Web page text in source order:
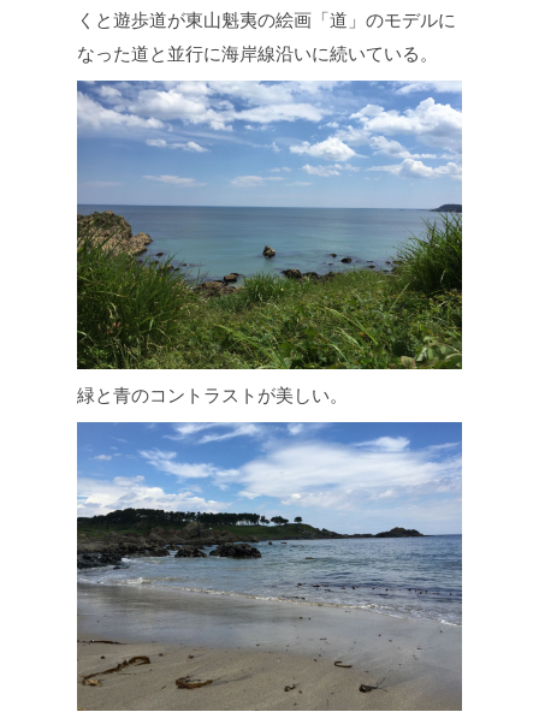
くと遊歩道が東山魁夷の絵画「道」のモデルに
なった道と並行に海岸線沿いに続いている。
緑と青のコントラストが美しい。